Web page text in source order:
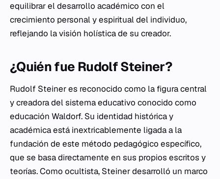
equilibrar el desarrollo académico con el
crecimiento personal y espiritual del individuo,
reflejando la visión holística de su creador.
¿Quién fue Rudolf Steiner?
Rudolf Steiner es reconocido como la figura central
y creadora del sistema educativo conocido como
educación Waldorf. Su identidad histórica y
académica está inextricablemente ligada a la
fundación de este método pedagógico específico,
que se basa directamente en sus propios escritos y
teorías. Como ocultista, Steiner desarrolló un marco